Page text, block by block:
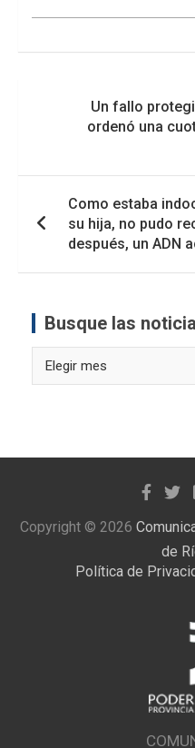
entradas
Un fallo
ordenó una
Como estaba
su hija, no pudo
después, un ADN
Busque las
las
Copyright © 2026
de
Política de